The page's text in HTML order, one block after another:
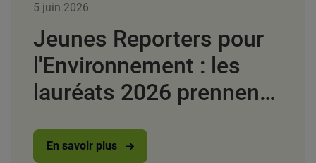
5 juin 2026
Jeunes Reporters pour
l'Environnement : les
lauréats 2026 prennent
Télévisions
En savoir plus